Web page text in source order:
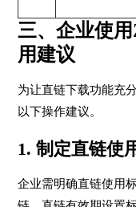
三、企业使
用建议
为让直链下载功能充
以下操作建议。
1. 制定直链使
企业需明确直链使用